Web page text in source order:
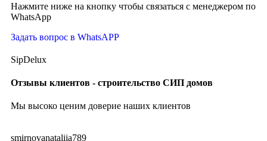
Нажмите ниже на кнопку чтобы связаться с менеджером по
WhatsApp
Задать вопрос в WhatsAPP
SipDelux
Отзывы клиентов - строительство СИП домов
Мы высоко ценим доверие наших клиентов
smirnovanataliia789